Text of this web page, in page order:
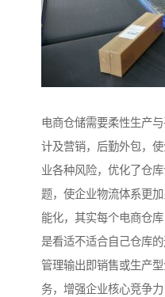
电商仓储需要柔性生产
计及营销，后勤外包，
业各种风险，优化了仓
题，使企业物流体系更
能化，其实每个电商仓
是看适不适合自己仓库的
管理输出即销售或生产
务，增强企业核心竞争